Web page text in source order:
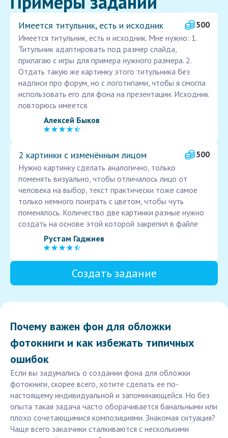
Имеется титульник, есть и исходник
500
Имеется титульник, есть и исходник. Мне нужно: 1.
Титульник адаптировать под размер слайда,
прилагаю с игры для примера нужного размера. 2.
Отдать такую же картинку этого титульника без
надписи про форум, но с логотипами, чтобы я смогла
использовать его для фона на презентации. Исходник
повторюсь имеется.
Алексей Быков
2 картинки с изменённым лицом
500
Нужно картинку сделать аналогично, только
поменять визуально, чтобы отличалось лицо от
человека на выбор, текст практически тоже самое
только немного поиграть с цветом, чтобы чуть
поменялось. Количество две картинки разные нужно
создать на основе этой которой закрепил в файле
Рустам Гаджиев
Создать задание
Почему важен фон для обложки
фотокниги и как избежать типичных
ошибок
Если вы задумались о создании фона для обложки
фотокниги, скорее всего, хотите сделать ее по-
настоящему индивидуальной и запоминающейся. Но без
опыта такая задача часто оборачивается банальными или
плохо сочетающимися композициями. Знакомая ситуация?
Чаще всего заказчики сталкиваются с несколькими